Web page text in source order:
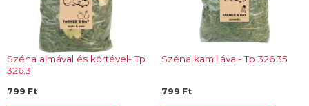
Széna almával és körtével- Tp
326.3
799 Ft
Széna kamillával- Tp 326.35
799 Ft